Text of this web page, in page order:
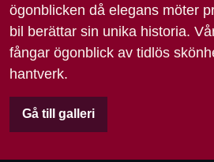
ögonblicken då elegans möter
bil berättar sin unika historia.
fångar ögonblick av tidlös
hantverk.
Gå till galleri